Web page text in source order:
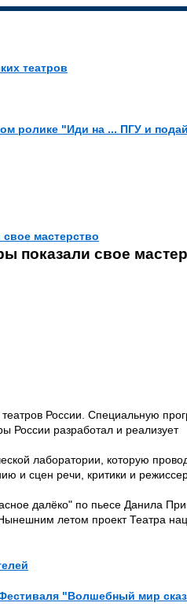
театров
ролике "Иди на ... ПГУ и подай
мастерство
показали свое
России. Специальную
России разработал и реализует
лаборатории, которую
и сцен речи, критики и
далёко" по пьесе Данила
летом проект Театра
"Волшебный мир